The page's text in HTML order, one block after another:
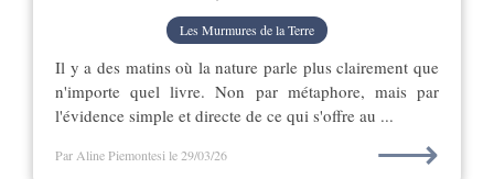
Les Murmures de la Terre
Il y a des matins où la nature parle plus clairement que
n'importe quel livre. Non par métaphore, mais par
l'évidence simple et directe de ce qui s'offre au ...
Par Aline Piemontesi le 29/03/26 ⟶